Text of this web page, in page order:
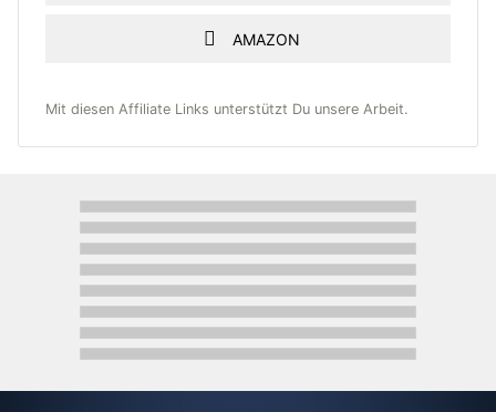
AMAZON
Mit diesen Affiliate Links unterstützt Du unsere Arbeit.